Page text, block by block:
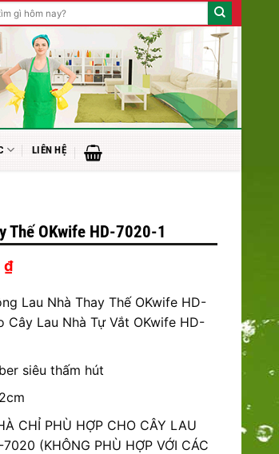
LIÊN HỆ
Thế OKwife HD-7020-1
₫Giá
tại
là:
Lau Nhà Thay Thế OKwife HD-
Cây Lau Nhà Tự Vắt OKwife HD-
siêu thấm hút
CHỈ PHÙ HỢP CHO CÂY LAU
(KHÔNG PHÙ HỢP VỚI CÁC